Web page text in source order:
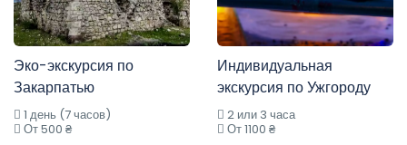
Эко-экскурсия по
Закарпатью
1 день (7 часов)
От 500 ₴
Индивидуальная
экскурсия по Ужгороду
2 или 3 часа
От 1100 ₴